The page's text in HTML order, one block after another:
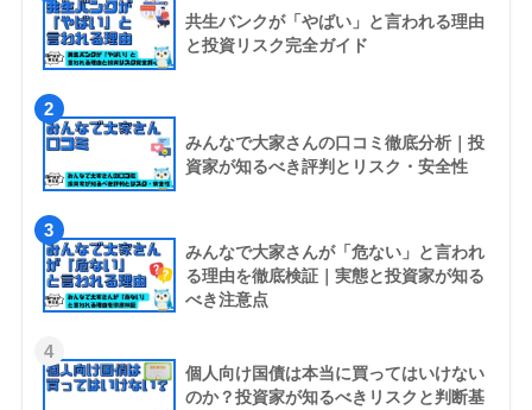
共生バンクが「やばい」と言われる理由
と投資リスク完全ガイド
2
みんなで大家さんの口コミ徹底分析｜投
資家が知るべき評判とリスク・安全性
3
みんなで大家さんが「危ない」と言われ
る理由を徹底検証｜実態と投資家が知る
べき注意点
4
個人向け国債は本当に買ってはいけない
のか？投資家が知るべきリスクと判断基